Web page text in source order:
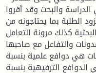
والبحث وقد أقروا
الطلبة بما يحتاجونه من
كذلك مرونة التعامل
والتفاعل مع صاحبها.
هي دوافع علمية بنسبة
الدوافع الترفيهية بنسبة